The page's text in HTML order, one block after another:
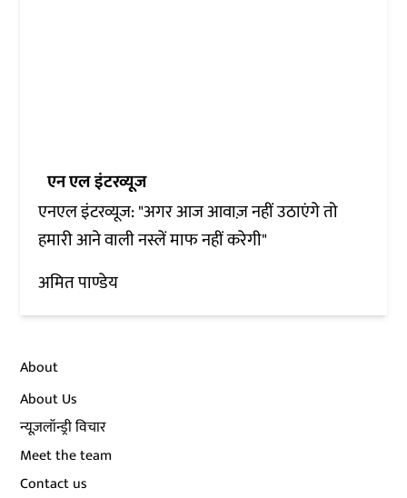
एन एल इंटरव्यूज
एनएल इंटरव्यूज: "अगर आज आवाज़ नहीं उठाएंगे तो
हमारी आने वाली नस्लें माफ नहीं करेगी"
अमित पाण्डेय
About
About Us
न्यूज़लॉन्ड्री विचार
Meet the team
Contact us